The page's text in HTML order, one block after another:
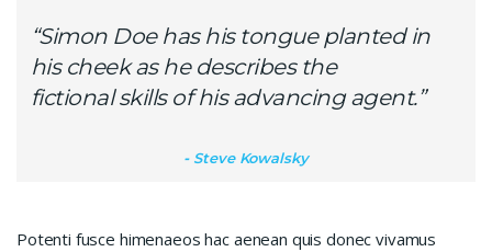
“Simon Doe has his tongue planted in
his cheek as he describes the
fictional skills of his advancing agent.”
Steve Kowalsky
Potenti fusce himenaeos hac aenean quis donec vivamus